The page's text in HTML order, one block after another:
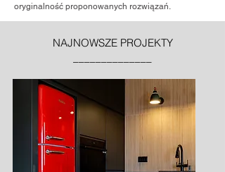
oryginalność proponowanych rozwiązań.
NAJNOWSZE PROJEKTY